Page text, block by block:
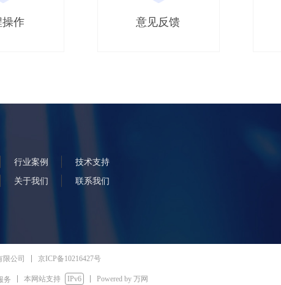
作 意见反馈
行业案例 技术支持
关于我们 联系我们
公司 京ICP备10216427号
务 本网站支持 IPv6 Powered by 万网